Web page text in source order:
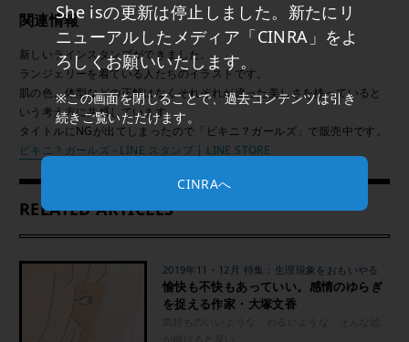
She isの更新は停止しました。新たにリ
ニューアルしたメディア「CINRA」をよ
ろしくお願いいたします。
※この画面を閉じることで、過去コンテンツは引き
続きご覧いただけます。
CINRAへ
関連情報
新しいラインスタンプができました。
ランジェリーを着ている人たちのイラストです。
肌の色、体型などの正解はなくそれぞれが違った美しさを持っていると
いう考え方に共感しています。
タイトルにNGが出てしまったので「ビキニ？ガールズ」で販売中です。
ビキニ？ガールズ - LINE スタンプ | LINE STORE
RELATED ARTICLES
2019年11・12月 特集：生理現象をおもいやる
愉快も不快もあっていい。感情のゆらぎ
を捉える作家・大塚文香